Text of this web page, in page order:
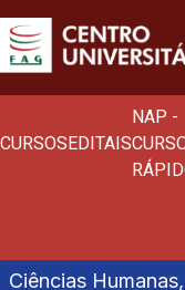
CURSOSEDITAIS
NAP -
Ciências